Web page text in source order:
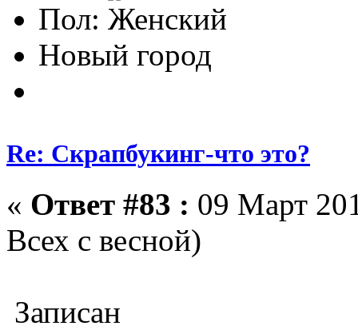
Пол:
Новый город
Re: Скрапбукинг-что это?
« Ответ #83 : 09 Март
Всех с весной)
Записан